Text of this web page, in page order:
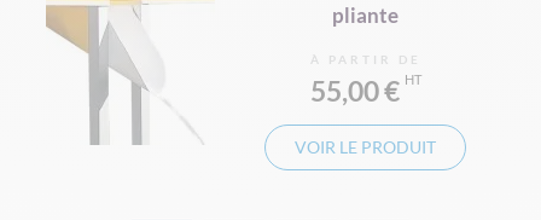
pliante
À PARTIR DE
55,00 €
VOIR LE PRODUIT